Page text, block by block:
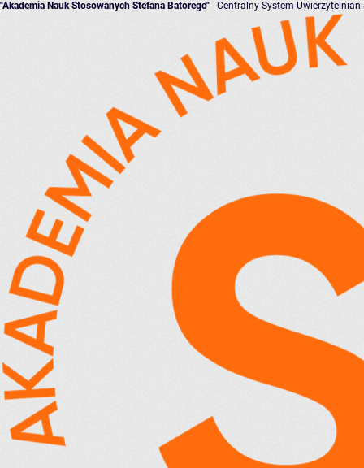
"Akademia Nauk Stosowanych Stefana Batorego" - Centralny System